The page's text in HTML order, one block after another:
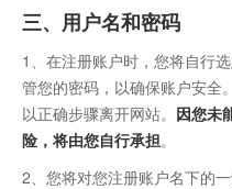
三、用户名和密码
1、在注册账户时，您将自行
管您的密码，以确保账户安全
以正确步骤离开网站。 因您未
险，将由您自行承担。
2、您将对您注册账户名下的